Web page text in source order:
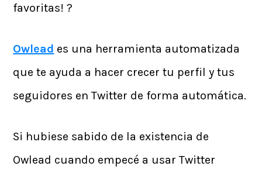
favoritas! ?
Owlead es una herramienta automatizada
que te ayuda a hacer crecer tu perfil y tus
seguidores en Twitter de forma automática.
Si hubiese sabido de la existencia de
Owlead cuando empecé a usar Twitter